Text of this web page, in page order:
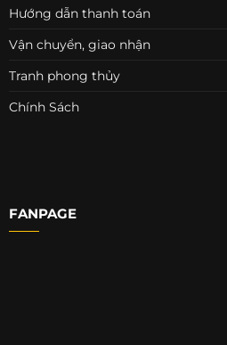
Hướng dẫn thanh toán
Vận chuyển, giao nhận
Tranh phong thủy
Chính Sách
FANPAGE